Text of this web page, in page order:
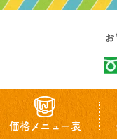
価格メニュー表